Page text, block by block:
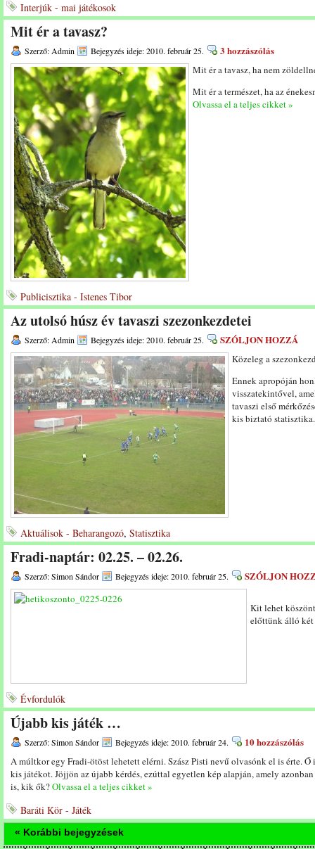
Interjúk - mai játékosok
Mit ér a tavasz?
Szerző: Admin Bejegyzés ideje: 2010. február 25. 3 hozzászólás
Mit ér a tavasz, ha nem
Mit ér a természet, ha az
Olvassa el a teljes cikket »
Publicisztika - Istenes Tibor
Az utolsó húsz év tavaszi szezonkezdetei
Szerző: Admin Bejegyzés ideje: 2010. február 25. SZÓLJON HOZZÁ
Közeleg a
Ennek apropóján
visszatekintővel,
tavaszi első
kis biztató
Aktuálisok - Beharangozó, Statisztika
Fradi-naptár: 02.25. – 02.26.
Szerző: Simon Sándor Bejegyzés ideje: 2010. február 25. SZÓLJON
Kit lehet
előttünk álló
Évfordulók
Újabb kis játék …
Szerző: Simon Sándor Bejegyzés ideje: 2010. február 24. 10 hozzászólás
A múltkor egy Fradi-ötöst lehetett elérni. Szász Pisti nevű olvasónk el is érte.
kis játékot. Jöjjön az újabb kérdés, ezúttal egyetlen kép alapján, amely
is, kik ők?Olvassa el a teljes cikket »
Baráti Kör - Játék
« Korábbi bejegyzések